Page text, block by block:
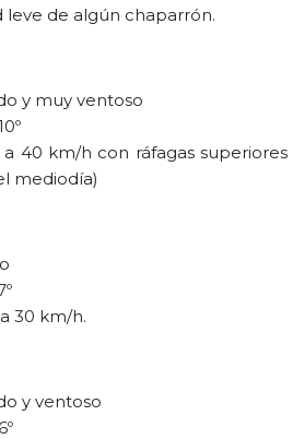
leve de algún chaparrón.
y muy ventoso
40 km/h con ráfagas superiores
mediodía)
30 km/h.
y ventoso